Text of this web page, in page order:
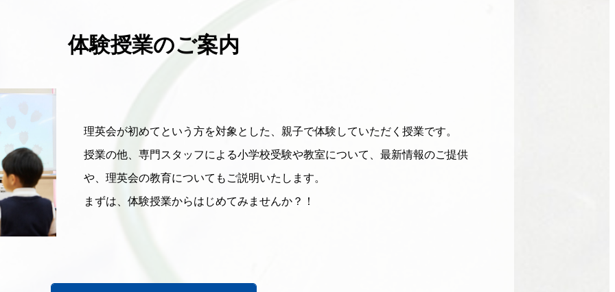
体験授業のご案内
理英会が初めてという方を対象とした、親子で体験していただく授業です。
授業の他、専門スタッフによる小学校受験や教室について、最新情報のご提供
や、理英会の教育についてもご説明いたします。
まずは、体験授業からはじめてみませんか？！